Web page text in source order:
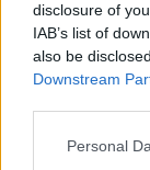
disclosure of
IAB’s list of
also be
Downstream
Personal
2026.